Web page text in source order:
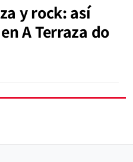
y rock: así
A Terraza do